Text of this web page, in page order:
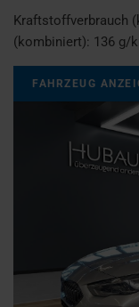
Kraftstoffverbrauch
(kombiniert): 136 g/
FAHRZEUG